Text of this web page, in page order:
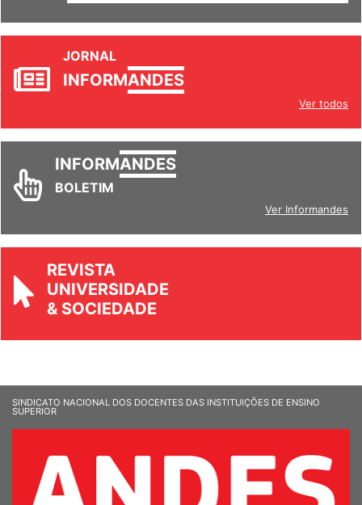
JORNAL
INFORMANDES
Ver todos
INFORMANDES
BOLETIM
Ver Informandes
REVISTA
UNIVERSIDADE
& SOCIEDADE
SINDICATO NACIONAL DOS DOCENTES DAS INSTITUIÇÕES DE ENSINO
SUPERIOR